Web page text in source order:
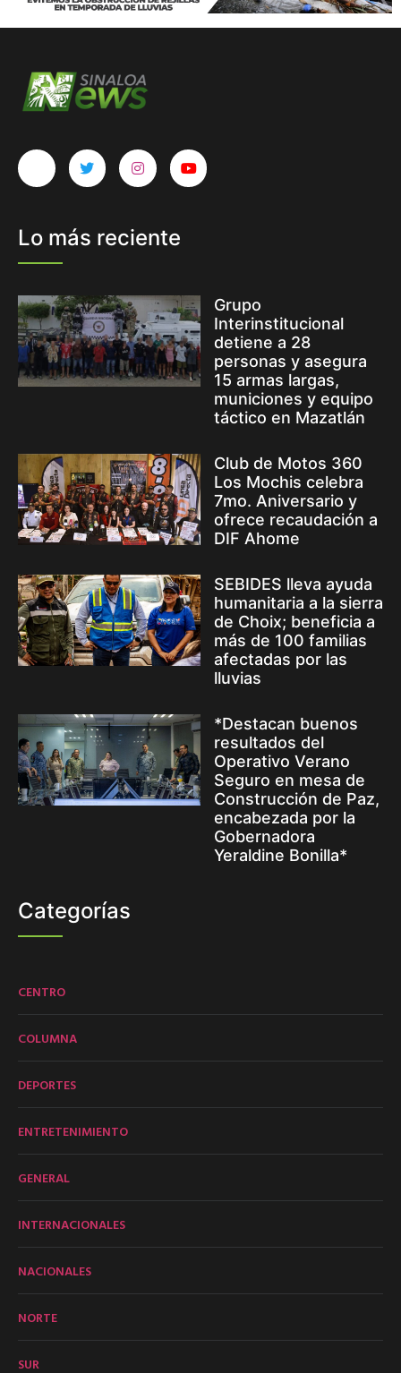
Lo más reciente
Grupo
Interinstitucional
detiene a 28
personas y asegura
15 armas largas,
municiones y equipo
táctico en Mazatlán
Club de Motos 360
Los Mochis celebra
7mo. Aniversario y
ofrece recaudación a
DIF Ahome
SEBIDES lleva ayuda
humanitaria a la sierra
de Choix; beneficia a
más de 100 familias
afectadas por las
lluvias
*Destacan buenos
resultados del
Operativo Verano
Seguro en mesa de
Construcción de Paz,
encabezada por la
Gobernadora
Yeraldine Bonilla*
Categorías
CENTRO
COLUMNA
DEPORTES
ENTRETENIMIENTO
GENERAL
INTERNACIONALES
NACIONALES
NORTE
SUR